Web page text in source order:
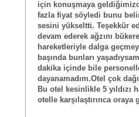
için konuşmaya
fazla fiyat söyledi bunu
sesini yükseltti. Teşekkür
devam ederek ağzını
hareketleriyle dalga
başında bunları
dakika içinde bile
dayanamadım.Otel çok
Bu otel kesinlikle 5 yıldızı
otelle karşılaştırınca